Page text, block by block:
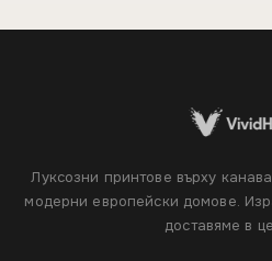
Луксозни принтове върху
модерни европейски домове.
доставяме в